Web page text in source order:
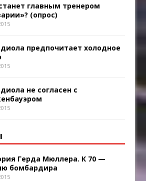
главным тренером
(опрос)
предпочитает холодное
не согласен с
Герда Мюллера. К 70 —
бомбардира